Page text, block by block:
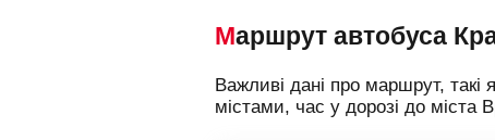
Маршрут автобуса
Важливі дані про маршрут, такі
містами, час у дорозі до міста